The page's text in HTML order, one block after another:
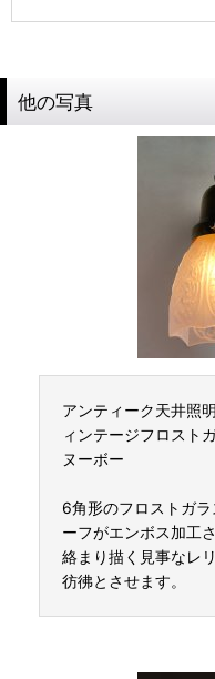
他の写真
アンティーク天井照
ィンテージフロスト
ヌーボー
6角形のフロストガ
ーフがエンボス加工
絡まり描く見事なレ
彷彿とさせます。